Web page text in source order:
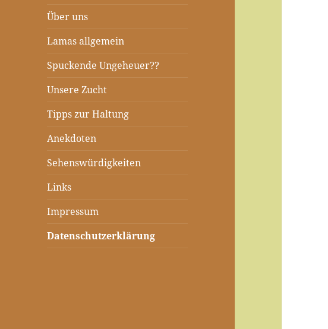
Über uns
Lamas allgemein
Spuckende Ungeheuer??
Unsere Zucht
Tipps zur Haltung
Anekdoten
Sehenswürdigkeiten
Links
Impressum
Datenschutzerklärung